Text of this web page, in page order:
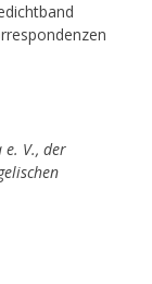
V., der